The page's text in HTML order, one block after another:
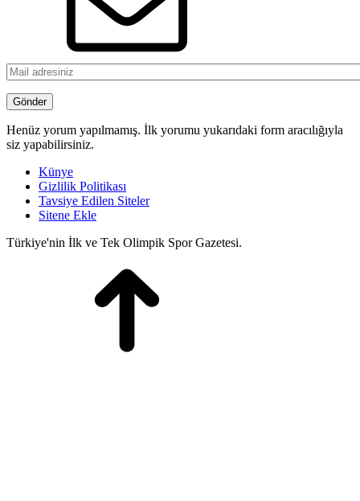
Henüz yorum yapılmamış. İlk yorumu yukarıdaki form aracılığıyla
siz yapabilirsiniz.
Künye
Gizlilik Politikası
Tavsiye Edilen Siteler
Sitene Ekle
Türkiye'nin İlk ve Tek Olimpik Spor Gazetesi.